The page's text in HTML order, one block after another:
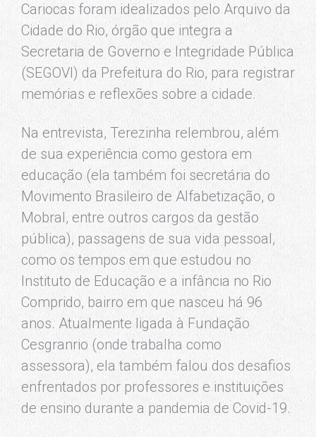
Cariocas foram idealizados pelo Arquivo da
Cidade do Rio, órgão que integra a
Secretaria de Governo e Integridade Pública
(SEGOVI) da Prefeitura do Rio, para registrar
memórias e reflexões sobre a cidade.
Na entrevista, Terezinha relembrou, além
de sua experiência como gestora em
educação (ela também foi secretária do
Movimento Brasileiro de Alfabetização, o
Mobral, entre outros cargos da gestão
pública), passagens de sua vida pessoal,
como os tempos em que estudou no
Instituto de Educação e a infância no Rio
Comprido, bairro em que nasceu há 96
anos. Atualmente ligada à Fundação
Cesgranrio (onde trabalha como
assessora), ela também falou dos desafios
enfrentados por professores e instituições
de ensino durante a pandemia de Covid-19.